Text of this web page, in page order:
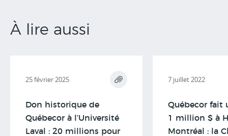
À lire aussi
25 février 2025
Don historique de
Québecor à l’Université
Laval : 20 millions pour
7 juillet 2022
Québecor fait
1 million $ à
Montréal : la